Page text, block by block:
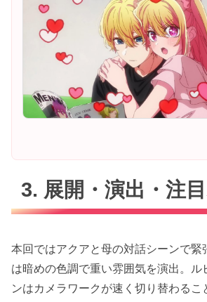
3. 展開・演出・注
本回ではアクアと母の対話シーンで緊
は暗めの色調で重い雰囲気を演出。ル
ンはカメラワークが速く切り替わるこ